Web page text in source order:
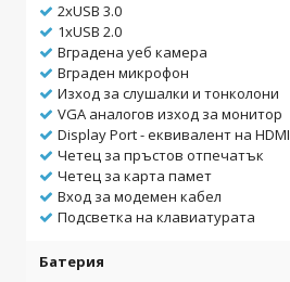
2xUSB 3.0
1xUSB 2.0
Вградена уеб камера
Вграден микрофон
Изход за слушалки и тонколони
VGA аналогов изход за монитор
Display Port - еквивалент на HDMI
Четец за пръстов отпечатък
Четец за карта памет
Вход за модемен кабел
Подсветка на клавиатурата
Батерия